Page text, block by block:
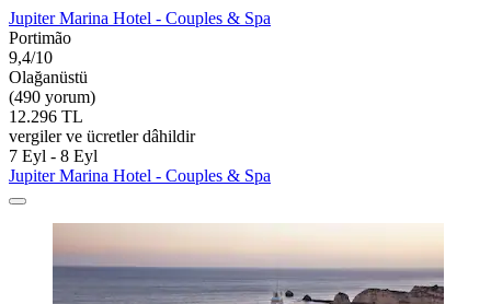
Jupiter Marina Hotel - Couples & Spa
Portimão
9,4/10
Olağanüstü
(490 yorum)
12.296 TL
vergiler ve ücretler dâhildir
7 Eyl - 8 Eyl
Jupiter Marina Hotel - Couples & Spa